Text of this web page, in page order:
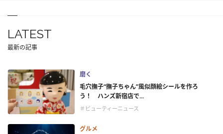
LATEST
最新の記事
磨く
毛穴撫子“撫子ちゃん”風似顔絵シールを作ろ
う！ ハンズ新宿店で...
＃ビューティーニュース
グルメ